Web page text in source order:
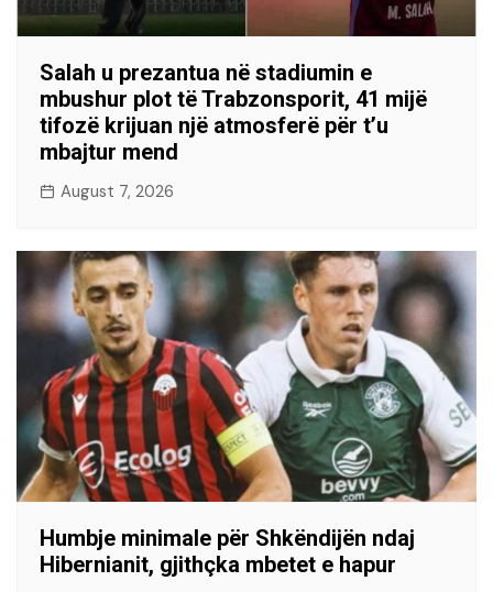
Salah u prezantua në stadiumin e
mbushur plot të Trabzonsporit, 41 mijë
tifozë krijuan një atmosferë për t’u
mbajtur mend
August 7, 2026
Humbje minimale për Shkëndijën ndaj
Hibernianit, gjithçka mbetet e hapur